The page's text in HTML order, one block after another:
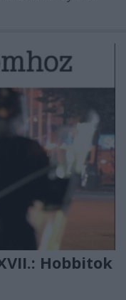
Hobbitok